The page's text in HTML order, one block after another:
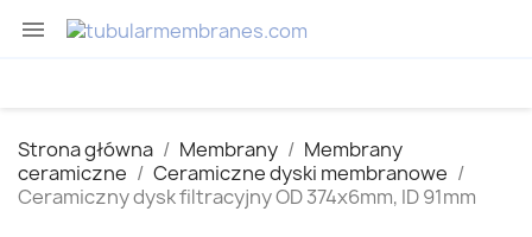

Strona główna Membrany
Membrany
ceramiczne
Ceramiczne dyski membranowe
Ceramiczny dysk filtracyjny OD 374x6mm, ID 91mm